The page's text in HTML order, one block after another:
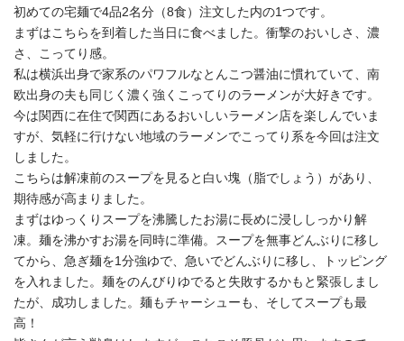
初めての宅麺で4品2名分（8食）注文した内の1つです。
まずはこちらを到着した当日に食べました。衝撃のおいしさ、濃
さ、こってり感。
私は横浜出身で家系のパワフルなとんこつ醤油に慣れていて、南
欧出身の夫も同じく濃く強くこってりのラーメンが大好きです。
今は関西に在住で関西にあるおいしいラーメン店を楽しんでいま
すが、気軽に行けない地域のラーメンでこってり系を今回は注文
しました。
こちらは解凍前のスープを見ると白い塊（脂でしょう）があり、
期待感が高まりました。
まずはゆっくりスープを沸騰したお湯に長めに浸ししっかり解
凍。麺を沸かすお湯を同時に準備。スープを無事どんぶりに移し
てから、急ぎ麺を1分強ゆで、急いでどんぶりに移し、トッピング
を入れました。麺をのんびりゆでると失敗するかもと緊張しまし
たが、成功しました。麺もチャーシューも、そしてスープも最
高！